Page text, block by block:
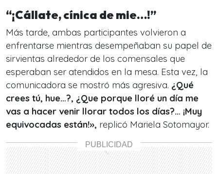
“¡Cállate, cínica de mie…!”
Más tarde, ambas participantes volvieron a
enfrentarse mientras desempeñaban su papel de
sirvientas alrededor de los comensales que
esperaban ser atendidos en la mesa. Esta vez, la
comunicadora se mostró más agresiva. ¿Qué
crees tú, hue…?, ¿Que porque lloré un día me
vas a hacer venir llorar todos los días?… ¡Muy
equivocadas están!», replicó Mariela Sotomayor.